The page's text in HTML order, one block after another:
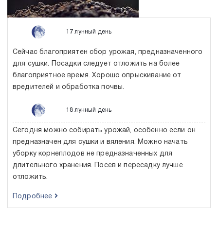
17 лунный день
Сейчас благоприятен сбор урожая, предназначенного
для сушки. Посадки следует отложить на более
благоприятное время. Хорошо опрыскивание от
вредителей и обработка почвы.
18 лунный день
Сегодня можно собирать урожай, особенно если он
предназначен для сушки и вяления. Можно начать
уборку корнеплодов не предназначенных для
длительного хранения. Посев и пересадку лучше
отложить.
Подробнее